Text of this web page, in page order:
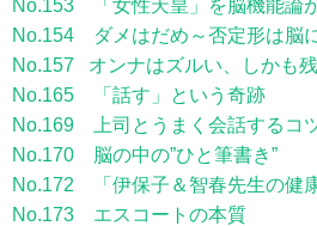
No.153 「女性天皇」を脳機能論
No.154 ダメはだめ～否定形は脳
No.157 オンナはズルい、しかも
No.165 「話す」という奇跡
No.169 上司とうまく会話するコ
No.170 脳の中の”ひと筆書き”
No.172 「伊保子＆智春先生の健
No.173 エスコートの本質